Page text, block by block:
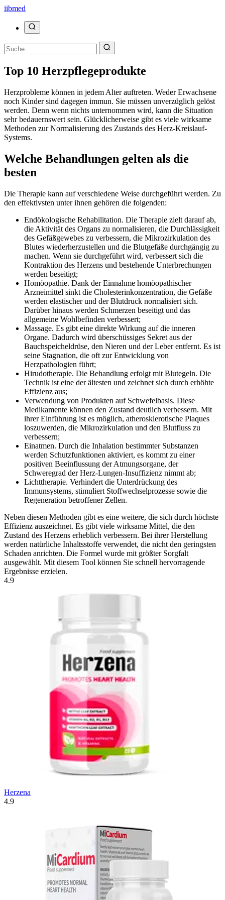
iibmed
Top 10 Herzpflegeprodukte
Herzprobleme können in jedem Alter auftreten. Weder Erwachsene
noch Kinder sind dagegen immun. Sie müssen unverzüglich gelöst
werden. Denn wenn nichts unternommen wird, kann die Situation
sehr bedauernswert sein. Glücklicherweise gibt es viele wirksame
Methoden zur Normalisierung des Zustands des Herz-Kreislauf-
Systems.
Welche Behandlungen gelten als die
besten
Die Therapie kann auf verschiedene Weise durchgeführt werden. Zu
den effektivsten unter ihnen gehören die folgenden:
Endökologische Rehabilitation. Die Therapie zielt darauf ab,
die Aktivität des Organs zu normalisieren, die Durchlässigkeit
des Gefäßgewebes zu verbessern, die Mikrozirkulation des
Blutes wiederherzustellen und die Blutgefäße durchgängig zu
machen. Wenn sie durchgeführt wird, verbessert sich die
Kontraktion des Herzens und bestehende Unterbrechungen
werden beseitigt;
Homöopathie. Dank der Einnahme homöopathischer
Arzneimittel sinkt die Cholesterinkonzentration, die Gefäße
werden elastischer und der Blutdruck normalisiert sich.
Darüber hinaus werden Schmerzen beseitigt und das
allgemeine Wohlbefinden verbessert;
Massage. Es gibt eine direkte Wirkung auf die inneren
Organe. Dadurch wird überschüssiges Sekret aus der
Bauchspeicheldrüse, den Nieren und der Leber entfernt. Es ist
seine Stagnation, die oft zur Entwicklung von
Herzpathologien führt;
Hirudotherapie. Die Behandlung erfolgt mit Blutegeln. Die
Technik ist eine der ältesten und zeichnet sich durch erhöhte
Effizienz aus;
Verwendung von Produkten auf Schwefelbasis. Diese
Medikamente können den Zustand deutlich verbessern. Mit
ihrer Einführung ist es möglich, atherosklerotische Plaques
loszuwerden, die Mikrozirkulation und den Blutfluss zu
verbessern;
Einatmen. Durch die Inhalation bestimmter Substanzen
werden Schutzfunktionen aktiviert, es kommt zu einer
positiven Beeinflussung der Atmungsorgane, der
Schweregrad der Herz-Lungen-Insuffizienz nimmt ab;
Lichttherapie. Verhindert die Unterdrückung des
Immunsystems, stimuliert Stoffwechselprozesse sowie die
Regeneration betroffener Zellen.
Neben diesen Methoden gibt es eine weitere, die sich durch höchste
Effizienz auszeichnet. Es gibt viele wirksame Mittel, die den
Zustand des Herzens erheblich verbessern. Bei ihrer Herstellung
werden natürliche Inhaltsstoffe verwendet, die nicht den geringsten
Schaden anrichten. Die Formel wurde mit größter Sorgfalt
ausgewählt. Mit diesem Tool können Sie schnell hervorragende
Ergebnisse erzielen.
4.9
Herzena
4.9